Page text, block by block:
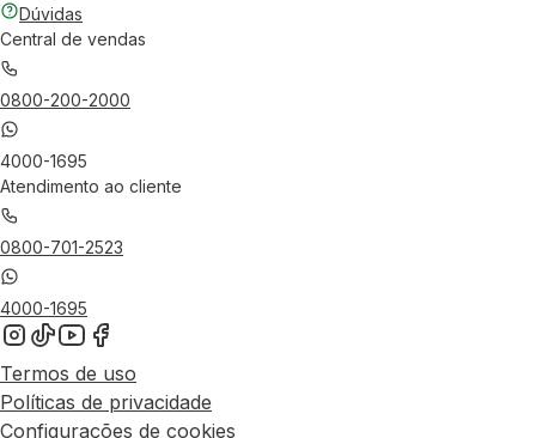
Dúvidas
Central de vendas
0800-200-2000
4000-1695
Atendimento ao cliente
0800-701-2523
4000-1695
Termos de uso
Políticas de privacidade
Configurações de cookies